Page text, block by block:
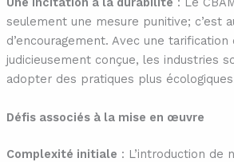
seulement une mesure punitive; c’est
d’encouragement. Avec une tarification
judicieusement conçue, les industries
adopter des pratiques plus
Défis associés à la mise en œuvre
Complexité initiale : L’introduction de